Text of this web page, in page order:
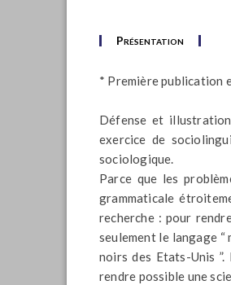
Présentation
* Première publication
Défense et
exercice de
sociologique.
Parce que les
grammaticale
recherche : pour
seulement le langage
noirs des Etats-Unis
rendre possible une